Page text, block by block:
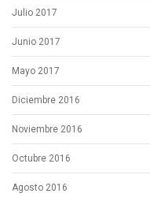
Julio 2017
Junio 2017
Mayo 2017
Diciembre 2016
Noviembre 2016
Octubre 2016
Agosto 2016